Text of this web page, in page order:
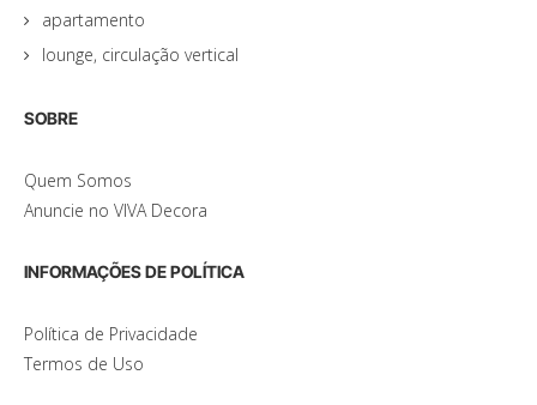
apartamento
lounge, circulação vertical
SOBRE
Quem Somos
Anuncie no VIVA Decora
INFORMAÇÕES DE POLÍTICA
Política de Privacidade
Termos de Uso